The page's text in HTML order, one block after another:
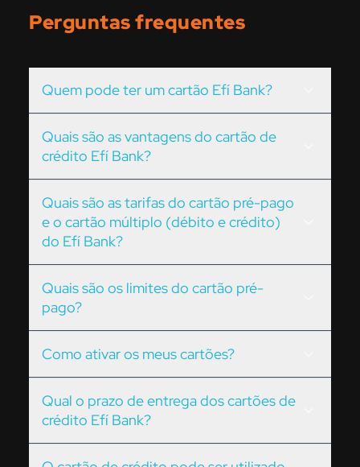
Perguntas frequentes
Quem pode ter um cartão Efí Bank?
Quais são as vantagens do cartão de
crédito Efí Bank?
Quais são as tarifas do cartão pré-pago
e o cartão múltiplo (débito e crédito)
do Efí Bank?
Quais são os limites do cartão pré-
pago?
Como ativar os meus cartões?
Qual o prazo de entrega dos cartões de
crédito Efí Bank?